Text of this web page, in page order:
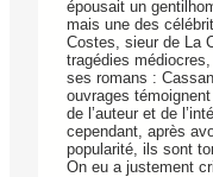
épousait un
mais une des
Costes, sieur de La
tragédies
ses romans :
ouvrages
de l’auteur et de
cependant, après
popularité, ils sont
On eu a justement